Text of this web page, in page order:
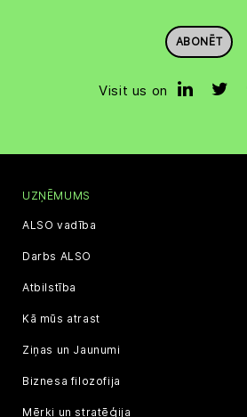
ABONĒT
Visit us on
UZŅĒMUMS
ALSO vadība
Darbs ALSO
Atbilstība
Kā mūs atrast
Ziņas un Jaunumi
Biznesa filozofija
Mērķi un stratēģija